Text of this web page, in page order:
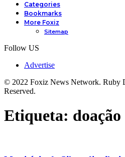
Categories
Bookmarks
More Foxiz
Sitemap
Follow US
Advertise
© 2022 Foxiz News Network. Ruby
Reserved.
Etiqueta: doação